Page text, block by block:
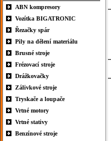
ABN kompresory
Vozítka BIGATRONIC
Řezačky spár
Pily na dělení materiálu
Brusné stroje
Frézovací stroje
Drážkovačky
Zálivkové stroje
Tryskače a loupače
Vrtné motory
Vrtné stativy
Benzínové stroje